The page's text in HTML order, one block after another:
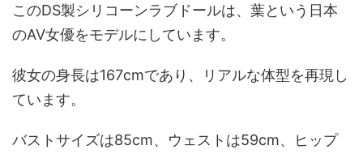
このDS製シリコーンラブドールは、葉という日本
のAV女優をモデルにしています。
彼女の身長は167cmであり、リアルな体型を再現し
ています。
バストサイズは85cm、ウェストは59cm、ヒップ